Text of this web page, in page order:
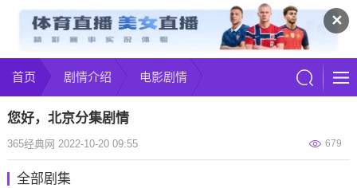
✕
首页 剧情介绍 电影剧情
您好，北京分集剧情
679
365经典网 2022-10-20 09:55
全部剧集